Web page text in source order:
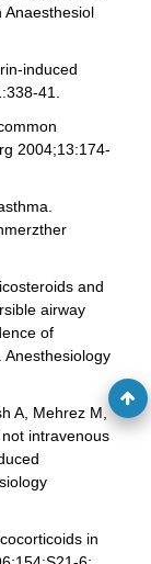
Anaesthesiol
induced
41.
2004;13:174-
and
airway
of
Anesthesiology
A, Mehrez M,
intravenous
in